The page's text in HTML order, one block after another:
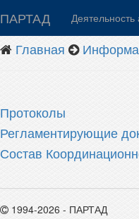
ПАРТАД
Главная
Протоколы
Регламентирующие
Состав
1994-2026 - ПАРТАД